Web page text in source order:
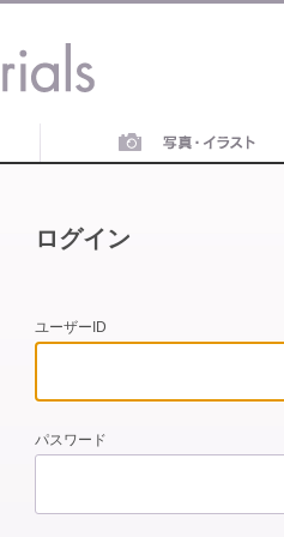
ログイン
ユーザーID
パスワード